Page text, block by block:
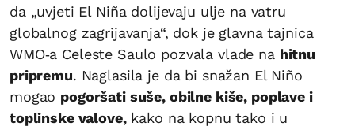
da „uvjeti El Niña dolijevaju ulje na vatru
globalnog zagrijavanja“, dok je glavna tajnica
WMO‑a Celeste Saulo pozvala vlade na hitnu
pripremu. Naglasila je da bi snažan El Niño
mogao pogoršati suše, obilne kiše, poplave i
toplinske valove,kako na kopnu tako i u